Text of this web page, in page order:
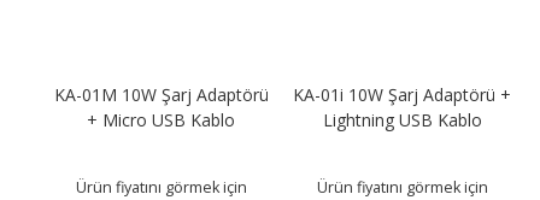
KA-01M 10W Şarj Adaptörü
+ Micro USB Kablo
Ürün fiyatını görmek için
KA-01i 10W Şarj Adaptörü +
Lightning USB Kablo
Ürün fiyatını görmek için